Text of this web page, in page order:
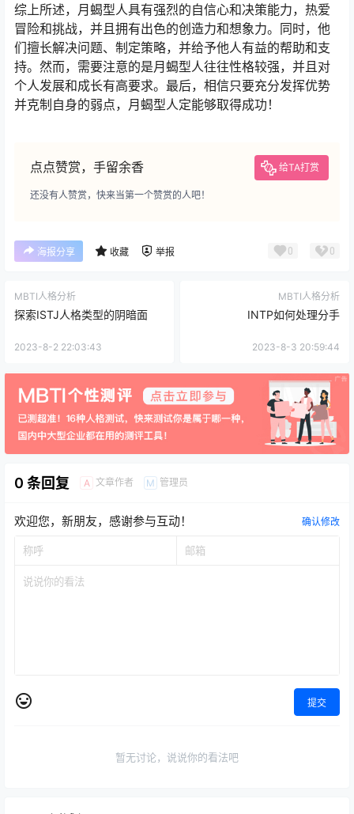
综上所述，月蝎型人具有强烈的自信心和决策能力，热爱
冒险和挑战，并且拥有出色的创造力和想象力。同时，他
们擅长解决问题、制定策略，并给予他人有益的帮助和支
持。然而，需要注意的是月蝎型人往往性格较强，并且对
个人发展和成长有高要求。最后，相信只要充分发挥优势
并克制自身的弱点，月蝎型人定能够取得成功！
点点赞赏，手留余香 给TA打赏
还没有人赞赏，快来当第一个赞赏的人吧！
海报分享 收藏 举报 0 0
MBTI人格分析
探索ISTJ人格类型的阴暗面
2023-8-2 22:03:43
MBTI人格分析
INTP如何处理分手
2023-8-3 20:59:44
0 条回复 A 文章作者 M 管理员
欢迎您，新朋友，感谢参与互动！ 确认修改
提交
暂无讨论，说说你的看法吧